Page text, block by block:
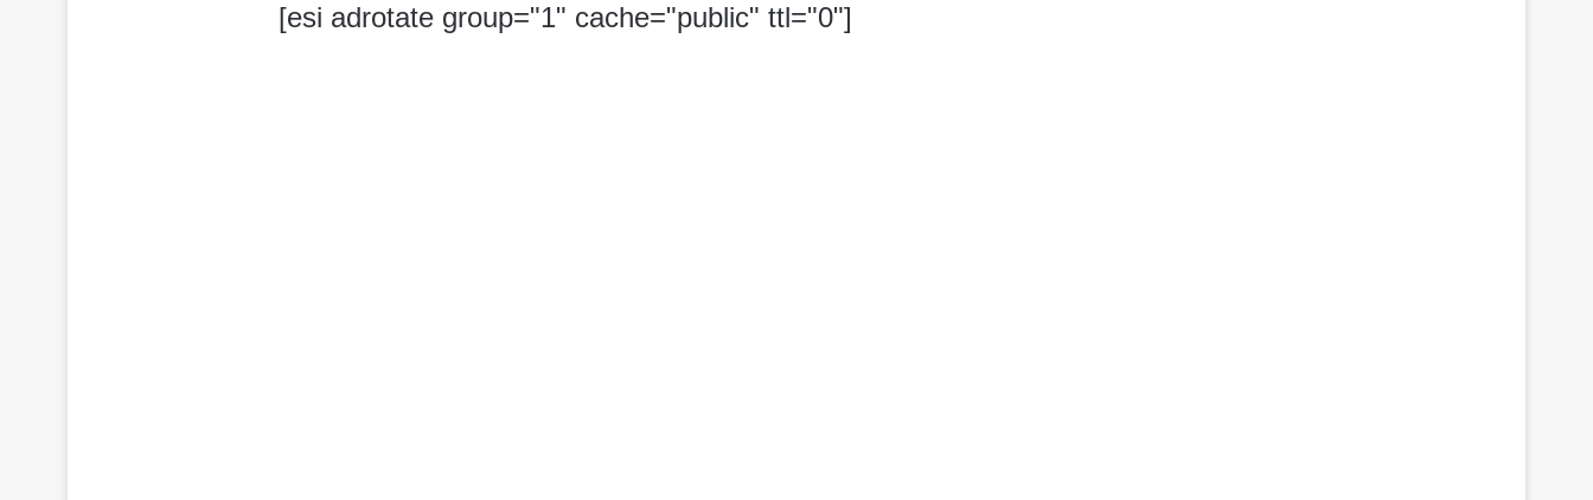
[esi adrotate group="1" cache="public" ttl="0"]